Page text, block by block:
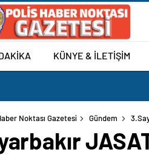
KÜNYE & İLETİŞİM
Noktası Gazetesi Gündem